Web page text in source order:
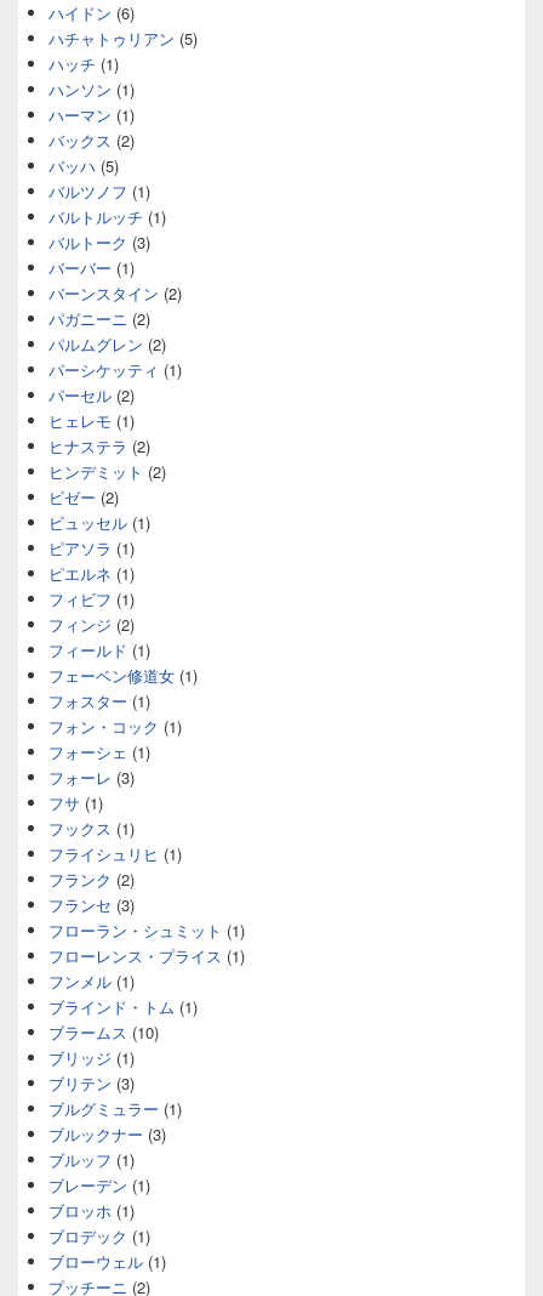
ハイドン (6)
ハチャトゥリアン (5)
ハッチ (1)
ハンソン (1)
ハーマン (1)
バックス (2)
バッハ (5)
バルツノフ (1)
バルトルッチ (1)
バルトーク (3)
バーバー (1)
バーンスタイン (2)
パガニーニ (2)
パルムグレン (2)
パーシケッティ (1)
パーセル (2)
ヒェレモ (1)
ヒナステラ (2)
ヒンデミット (2)
ビゼー (2)
ビュッセル (1)
ピアソラ (1)
ピエルネ (1)
フィビフ (1)
フィンジ (2)
フィールド (1)
フェーベン修道女 (1)
フォスター (1)
フォン・コック (1)
フォーシェ (1)
フォーレ (3)
フサ (1)
フックス (1)
フライシュリヒ (1)
フランク (2)
フランセ (3)
フローラン・シュミット (1)
フローレンス・プライス (1)
フンメル (1)
ブラインド・トム (1)
ブラームス (10)
ブリッジ (1)
ブリテン (3)
ブルグミュラー (1)
ブルックナー (3)
ブルッフ (1)
ブレーデン (1)
ブロッホ (1)
ブロデック (1)
ブローウェル (1)
プッチーニ (2)